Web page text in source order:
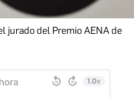
jurado del Premio AENA de